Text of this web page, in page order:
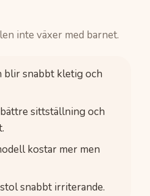
inte växer med barnet.
blir snabbt kletig och
sittställning och
kostar mer men
snabbt irriterande.